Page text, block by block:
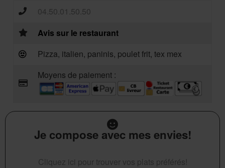
04.50.01.50.50
Avis sur le restaurant
Pizza, italien, paninis, poulet frit, tex mex
Moyens de paiement :
Je compose avec mes envies!
Cliquez ici pour trouver vos plats préférés!